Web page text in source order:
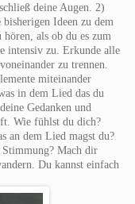
deine Augen. 2)
Ideen zu dem
hören, als ob du es zum
intensiv zu. Erkunde alle
zu trennen.
miteinander
in dem Lied das du
Gedanken und
Wie fühlst du dich?
an dem Lied magst du?
Mach dir
Du kannst einfach